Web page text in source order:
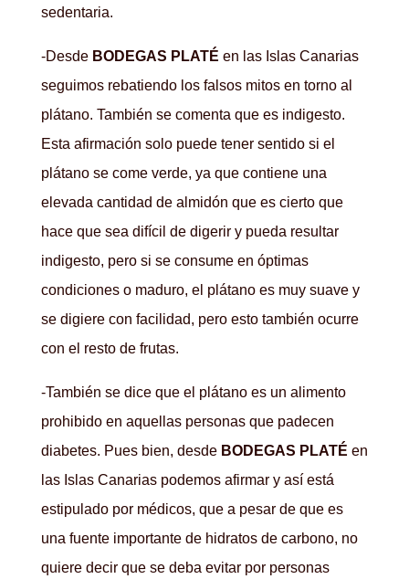
sedentaria.
-Desde BODEGAS PLATÉ en las Islas Canarias
seguimos rebatiendo los falsos mitos en torno al
plátano. También se comenta que es indigesto.
Esta afirmación solo puede tener sentido si el
plátano se come verde, ya que contiene una
elevada cantidad de almidón que es cierto que
hace que sea difícil de digerir y pueda resultar
indigesto, pero si se consume en óptimas
condiciones o maduro, el plátano es muy suave y
se digiere con facilidad, pero esto también ocurre
con el resto de frutas.
-También se dice que el plátano es un alimento
prohibido en aquellas personas que padecen
diabetes. Pues bien, desdeBODEGAS PLATÉ en
las Islas Canarias podemos afirmar y así está
estipulado por médicos, que a pesar de que es
una fuente importante de hidratos de carbono, no
quiere decir que se deba evitar por personas